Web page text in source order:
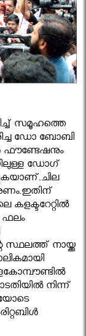
സമൂഹത്തെ
ഡോ ബോബി
ഫൗണ്ടേഷനും
ഡോഗ്
കളക്ടറേറ്റില്‍
ഫലം
സ്ഥലത്ത് നായ്ക്ക
നിന്ന്